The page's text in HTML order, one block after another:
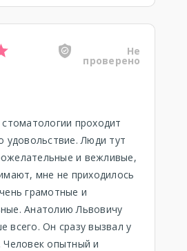
Не
проверено
проходит
удовольствие. Люди тут
и вежливые,
мне не приходилось
грамотные и
Анатолию Львовичу
всего. Он сразу вызвал у
Человек опытный и